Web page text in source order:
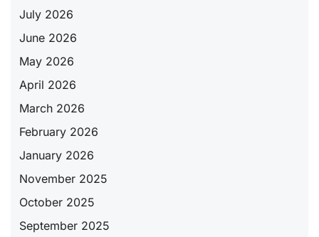
July 2026
June 2026
May 2026
April 2026
March 2026
February 2026
January 2026
November 2025
October 2025
September 2025